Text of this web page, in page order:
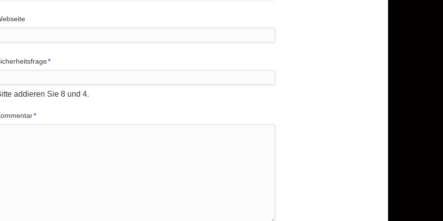
*
addieren Sie 8 und 4.
*